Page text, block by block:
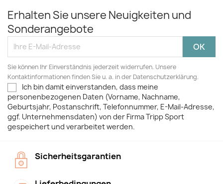
Erhalten Sie unsere Neuigkeiten und
Sonderangebote
Sie können Ihr Einverständnis jederzeit widerrufen. Unsere
Kontaktinformationen finden Sie u. a. in der Datenschutzerklärung.
Ich bin damit einverstanden, dass meine
personenbezogenen Daten (Vorname, Nachname,
Geburtsjahr, Postanschrift, Telefonnummer, E-Mail-Adresse,
ggf. Unternehmensdaten) von der Firma Tripp Sport
gespeichert und verarbeitet werden.
Sicherheitsgarantien